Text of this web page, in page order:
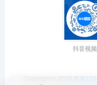
抖音视频
Copyright © 2026 商显123